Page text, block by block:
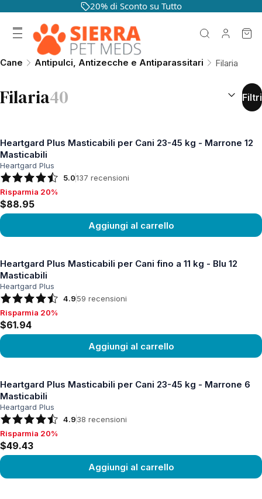
20% di Sconto su Tutto
Cane Antipulci, Antizecche e Antiparassitari Filaria
Filaria40 ORDINA
Filtri
Heartgard Plus Masticabili per Cani 23-45 kg - Marrone 12
Masticabili
Heartgard Plus
5.0137 recensioni
Risparmia 20%, $88.95
Risparmia 20%
$88.95
Aggiungi al carrello
Heartgard Plus Masticabili per Cani fino a 11 kg - Blu 12
Masticabili
Heartgard Plus
4.959 recensioni
Risparmia 20%, $61.94
Risparmia 20%
$61.94
Aggiungi al carrello
Heartgard Plus Masticabili per Cani 23-45 kg - Marrone 6
Masticabili
Heartgard Plus
4.938 recensioni
Risparmia 20%, $49.43
Risparmia 20%
$49.43
Aggiungi al carrello